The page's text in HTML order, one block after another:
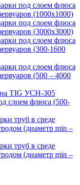
под слоем флюса
(1000х1000)
под слоем флюса
(3000х3000)
под слоем флюса
(300-1600
под слоем флюса
(500 – 4000
TIG УСН-305
слоем флюса (500-
труб в среде
(диаметр min –
труб в среде
(диаметр min –